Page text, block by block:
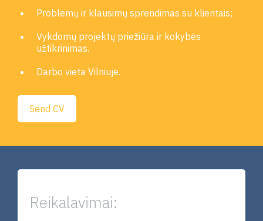
Problemų ir klausimų sprendimas su klientais;
Vykdomų projektų priežiūra ir kokybės
užtikrinimas.
Darbo vieta Vilniuje.
Send CV
Reikalavimai: